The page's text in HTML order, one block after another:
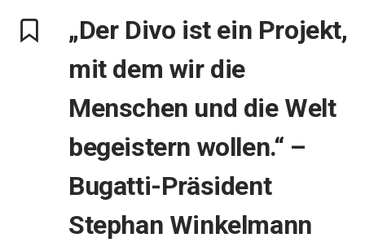
„Der Divo ist ein Projekt,
mit dem wir die
Menschen und die Welt
begeistern wollen.“ –
Bugatti-Präsident
Stephan Winkelmann